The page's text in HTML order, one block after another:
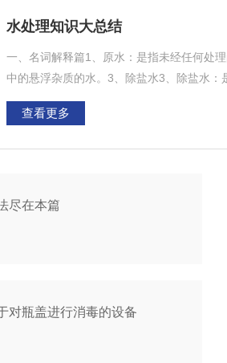
水处理知识大总结
一、名词解释篇1、原水：是指未经任何处
中的悬浮杂质的水。3、除盐水3、除盐水：
的方法有蒸馏法、电渗析法、反渗透法、离
的悬浮物（包括胶体物质）所产生的光学
查看更多
尽在本篇
对瓶盖进行消毒的设备